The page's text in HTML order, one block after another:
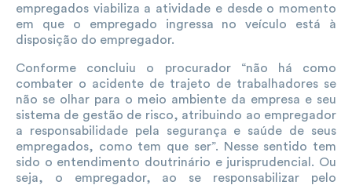
empregados viabiliza a atividade e desde o momento
em que o empregado ingressa no veículo está à
disposição do empregador.
Conforme concluiu o procurador “não há como
combater o acidente de trajeto de trabalhadores se
não se olhar para o meio ambiente da empresa e seu
sistema de gestão de risco, atribuindo ao empregador
a responsabilidade pela segurança e saúde de seus
empregados, como tem que ser”. Nesse sentido tem
sido o entendimento doutrinário e jurisprudencial. Ou
seja, o empregador, ao se responsabilizar pelo